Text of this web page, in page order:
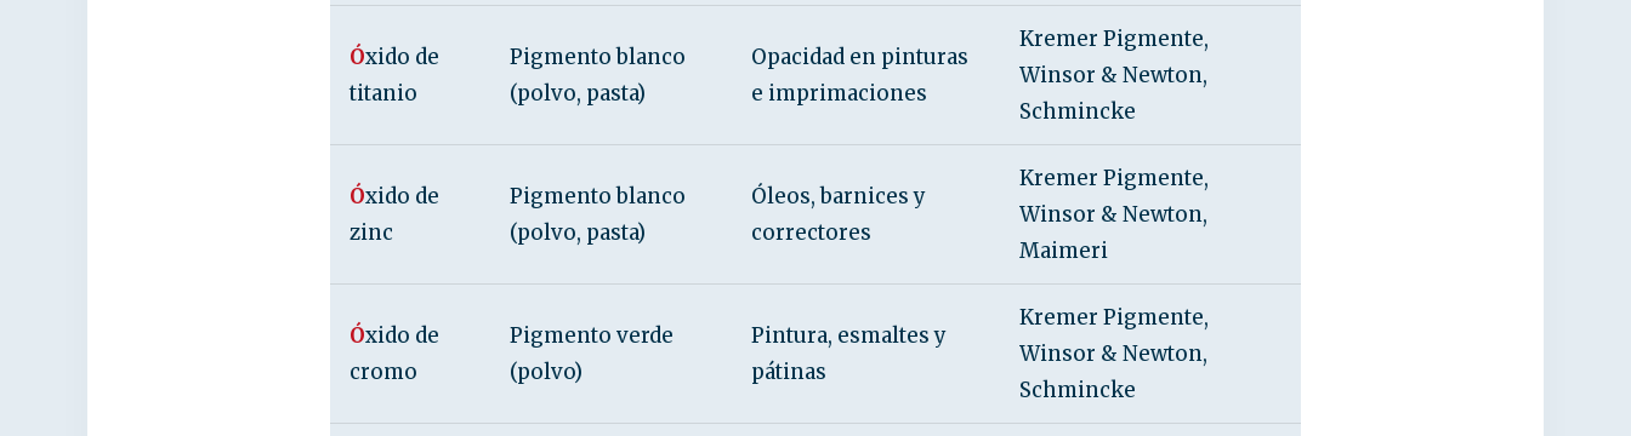
Óxido de
titanio
Pigmento blanco
(polvo, pasta)
Opacidad en pinturas
e imprimaciones
Kremer Pigmente,
Winsor & Newton,
Schmincke
Óxido de
zinc
Pigmento blanco
(polvo, pasta)
Óleos, barnices y
correctores
Kremer Pigmente,
Winsor & Newton,
Maimeri
Óxido de
cromo
Pigmento verde
(polvo)
Pintura, esmaltes y
pátinas
Kremer Pigmente,
Winsor & Newton,
Schmincke